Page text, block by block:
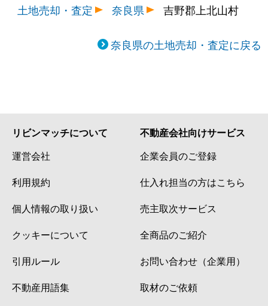
土地売却・査定
奈良県 吉野郡上北山村
奈良県の土地売却・査定に戻る
リビンマッチについて
運営会社
利用規約
個人情報の取り扱い
クッキーについて
引用ルール
不動産用語集
不動産会社向けサービス
企業会員のご登録
仕入れ担当の方はこちら
売主取次サービス
全商品のご紹介
お問い合わせ（企業用）
取材のご依頼